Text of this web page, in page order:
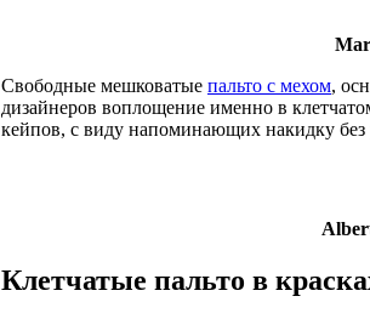
Свободные мешковатые пальто с мехом,
дизайнеров воплощение именно в
кейпов, с виду напоминающих накидку
Клетчатые пальто в